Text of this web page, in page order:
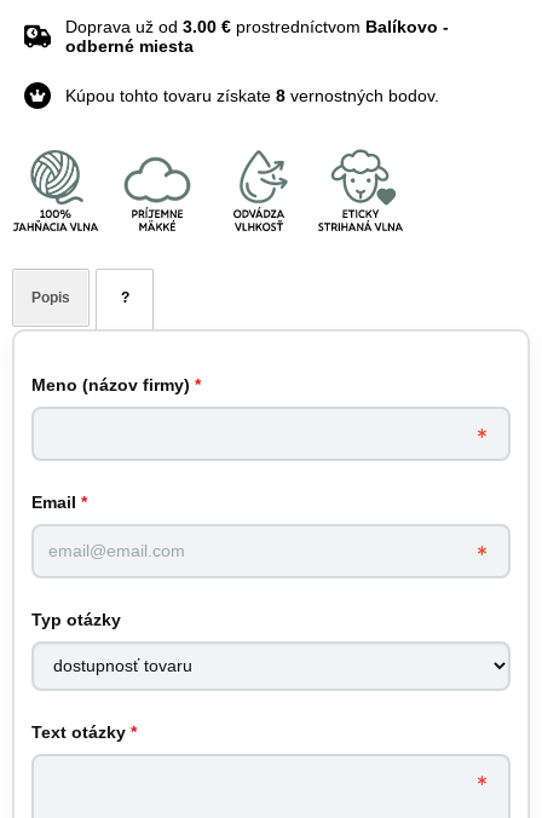
Doprava už od 3.00 € prostredníctvom Balíkovo -
odberné miesta
Kúpou tohto tovaru získate 8 vernostných bodov.
Popis ?
Meno (názov firmy) *
Email *
Typ otázky
Text otázky *